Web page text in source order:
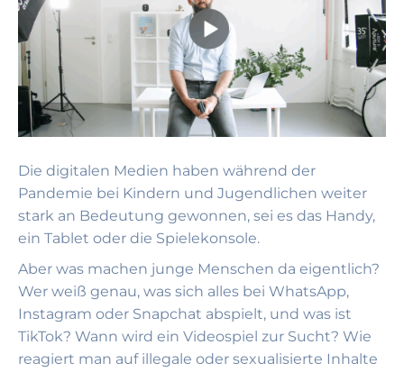
Die digitalen Medien haben während der
Pandemie bei Kindern und Jugendlichen weiter
stark an Bedeutung gewonnen, sei es das Handy,
ein Tablet oder die Spielekonsole.
Aber was machen junge Menschen da eigentlich?
Wer weiß genau, was sich alles bei WhatsApp,
Instagram oder Snapchat abspielt, und was ist
TikTok? Wann wird ein Videospiel zur Sucht? Wie
reagiert man auf illegale oder sexualisierte Inhalte